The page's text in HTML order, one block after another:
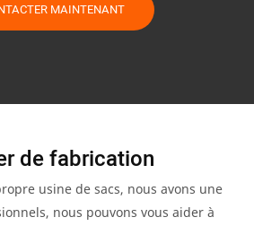
MAINTENANT
de fabrication
usine de sacs, nous avons une
nous pouvons vous aider à